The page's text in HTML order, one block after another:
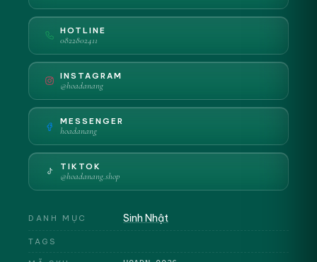
HOTLINE
0822802411
INSTAGRAM
@hoadanang
MESSENGER
hoadanang
TIKTOK
@hoadanang.shop
DANH MỤC Sinh Nhật
TAGS